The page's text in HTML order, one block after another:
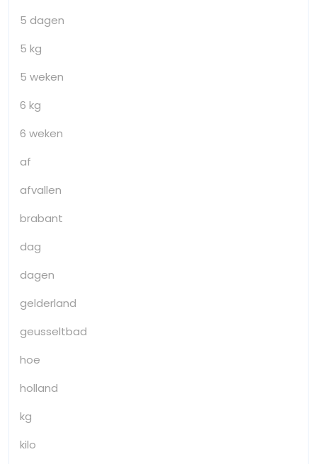
5 dagen
5 kg
5 weken
6 kg
6 weken
af
afvallen
brabant
dag
dagen
gelderland
geusseltbad
hoe
holland
kg
kilo